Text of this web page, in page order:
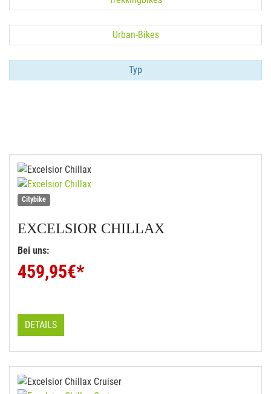
Urban-Bikes
Typ
Citybike
EXCELSIOR CHILLAX
Bei uns:
459,95€*
DETAILS